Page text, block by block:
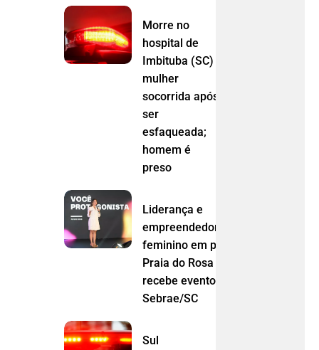
Morre no
hospital de
Imbituba (SC)
mulher
socorrida após
ser
esfaqueada;
homem é
preso
Liderança e
empreendedorismo
feminino em pauta:
Praia do Rosa
recebe evento do
Sebrae/SC
Sul